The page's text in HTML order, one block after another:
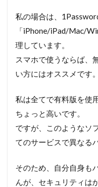
私の場合は、
「iPhone/iPad/Mac/
理しています。
スマホで使うならば、
い方にはオススメです。
私は全てで有料版を使
ちょっと高いです。
ですが、このようなソ
てのサービスで異なる
そのため、自分自身も
んが、セキュリティは